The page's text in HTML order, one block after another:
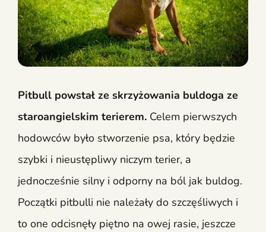
Pitbull powstał ze skrzyżowania buldoga ze
staroangielskim terierem. Celem pierwszych
hodowców było stworzenie psa, który będzie
szybki i nieustępliwy niczym terier, a
jednocześnie silny i odporny na ból jak buldog.
Początki pitbulli nie należały do szczęśliwych i
to one odcisnęły piętno na owej rasie, jeszcze